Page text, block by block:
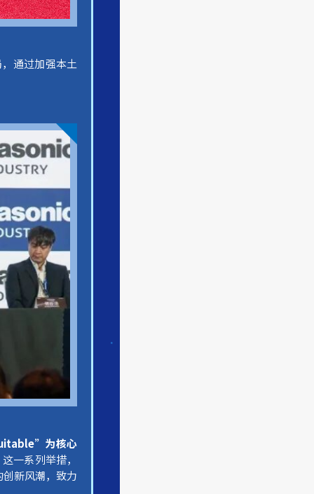
通过加强本土
为核心
一系列举措，
新风潮，致力